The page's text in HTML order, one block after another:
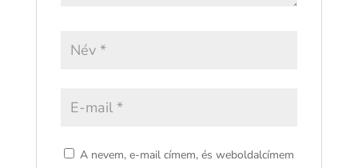
A nevem, e-mail címem, és weboldalcímem